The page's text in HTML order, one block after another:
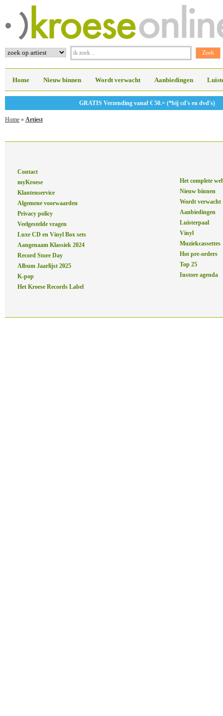
Home Nieuw binnen Wordt verwacht Aanbiedingen
GRATIS Verzending vanaf € 50.= (*bij cd's en dvd's)
Home » Artiest
Contact
myKroese
Klantenservice
Algemene voorwaarden
Privacy policy
Veelgestelde vragen
Luxe CD en Vinyl Box sets
Aangenaam Klassiek 2024
Record Store Day
Album Jaarlijst 2025
K-pop
Het Kroese Records Label
Het complete
Nieuw binnen
Wordt verwacht
Aanbiedingen
Luisterpaal
Vinyl
Muziekcassettes
Hot pre-orders
Top 25
Instore agenda